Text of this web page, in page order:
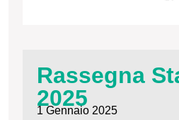
Rassegna
2025
1 Gennaio 2025